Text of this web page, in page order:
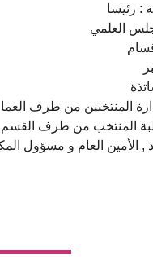
: رئيسا
العلمي
المنتخبين من طرف العمال
المنتخب من طرف القسم
, الأمين العام و مسؤول